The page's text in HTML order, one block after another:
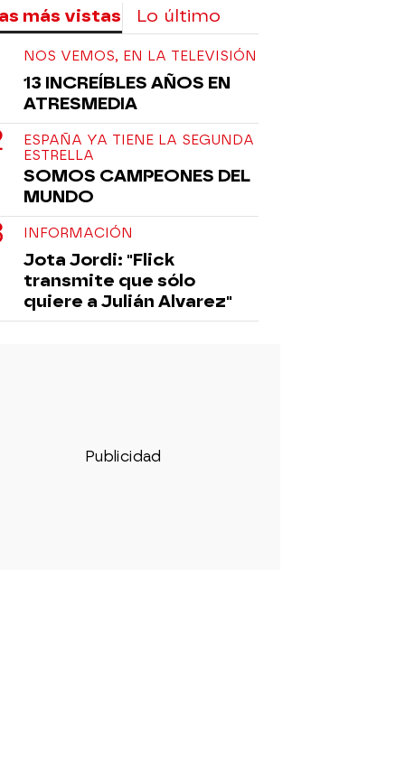
más vistas Lo último
NOS VEMOS, EN LA TELEVISIÓN
13 INCREÍBLES AÑOS EN
ATRESMEDIA
ESPAÑA YA TIENE LA SEGUNDA
ESTRELLA
SOMOS CAMPEONES DEL
MUNDO
INFORMACIÓN
Jota Jordi: "Flick
transmite que sólo
quiere a Julián Alvarez"